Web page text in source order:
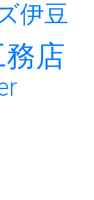
伊豆
店